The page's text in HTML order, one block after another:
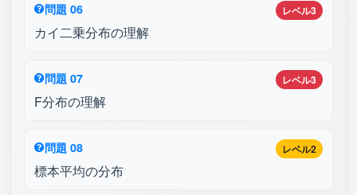
レベル3
問題 06
カイ二乗分布の理解
レベル3
問題 07
F分布の理解
レベル2
問題 08
標本平均の分布